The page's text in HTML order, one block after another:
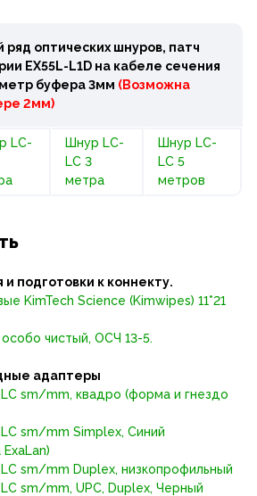
оптических шнуров, патч
EX55L-L1D на кабеле сечения
буфера 3мм (Возможна
2мм)
LC-
Шнур LC-
LC 3
метра
Шнур LC-
LC 5
метров
подготовки к коннекту.
KimTech Science (Kimwipes) 11*21
чистый, ОСЧ 13-5.
адаптеры
sm/mm, квадро (форма и гнездо
sm/mm Simplex, Синий
sm/mm Duplex, низкопрофильный
sm/mm, UPC, Duplex, Черный